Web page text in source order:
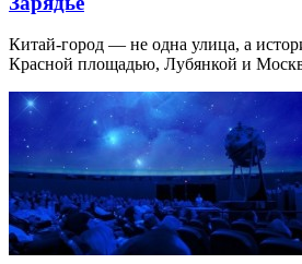
Китай-город — не одна улица, а
Красной площадью, Лубянкой и